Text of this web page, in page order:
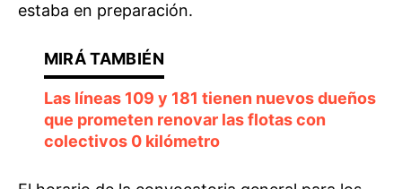
estaba en preparación.
Las líneas 109 y 181 tienen nuevos dueños
que prometen renovar las flotas con
colectivos 0 kilómetro